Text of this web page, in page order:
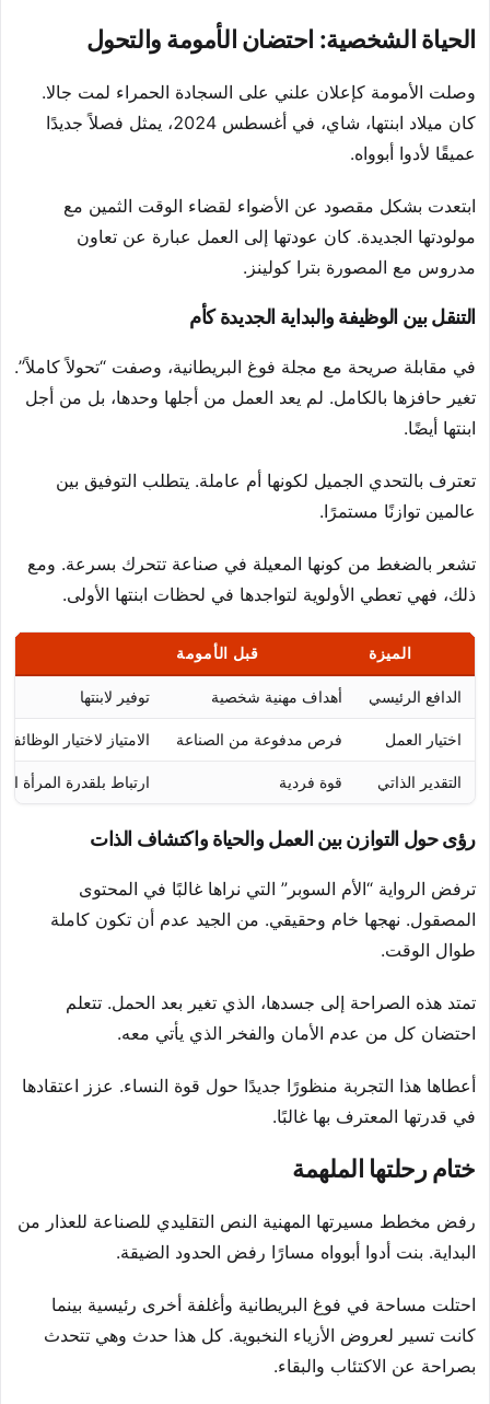
الحياة الشخصية: احتضان الأمومة والتحول
وصلت الأمومة كإعلان علني على السجادة الحمراء لمت جالا.
كان ميلاد ابنتها، شاي، في أغسطس 2024، يمثل فصلاً جديدًا
عميقًا لأدوا أبوواه.
ابتعدت بشكل مقصود عن الأضواء لقضاء الوقت الثمين مع
مولودتها الجديدة. كان عودتها إلى العمل عبارة عن تعاون
مدروس مع المصورة بترا كولينز.
التنقل بين الوظيفة والبداية الجديدة كأم
في مقابلة صريحة مع مجلة فوغ البريطانية، وصفت “تحولاً كاملاً”.
تغير حافزها بالكامل. لم يعد العمل من أجلها وحدها، بل من أجل
ابنتها أيضًا.
تعترف بالتحدي الجميل لكونها أم عاملة. يتطلب التوفيق بين
عالمين توازنًا مستمرًا.
تشعر بالضغط من كونها المعيلة في صناعة تتحرك بسرعة. ومع
ذلك، فهي تعطي الأولوية لتواجدها في لحظات ابنتها الأولى.
الميزة قبل الأمومة
الدافع الرئيسي أهداف مهنية شخصية توفير لابنتها
اختيار العمل فرص مدفوعة من الصناعة الامتياز لاختيار
التقدير الذاتي قوة فردية ارتباط بلقدرة المرأة
رؤى حول التوازن بين العمل والحياة واكتشاف الذات
ترفض الرواية “الأم السوبر” التي نراها غالبًا في المحتوى
المصقول. نهجها خام وحقيقي. من الجيد عدم أن تكون كاملة
طوال الوقت.
تمتد هذه الصراحة إلى جسدها، الذي تغير بعد الحمل. تتعلم
احتضان كل من عدم الأمان والفخر الذي يأتي معه.
أعطاها هذا التجربة منظورًا جديدًا حول قوة النساء. عزز اعتقادها
في قدرتها المعترف بها غالبًا.
ختام رحلتها الملهمة
رفض مخطط مسيرتها المهنية النص التقليدي للصناعة للعذار من
البداية. بنت أدوا أبوواه مسارًا رفض الحدود الضيقة.
احتلت مساحة في فوغ البريطانية وأغلفة أخرى رئيسية بينما
كانت تسير لعروض الأزياء النخبوية. كل هذا حدث وهي تتحدث
بصراحة عن الاكتئاب والبقاء.